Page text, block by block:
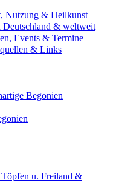
Nutzung & Heilkunst
& weltweit
Events & Termine
& Links
Begonien
u. Freiland &